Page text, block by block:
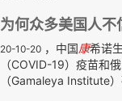
为何众多美国人不
20-10-20 ，中国康希诺
（COVID-19）疫苗和
（Gamaleya Institute